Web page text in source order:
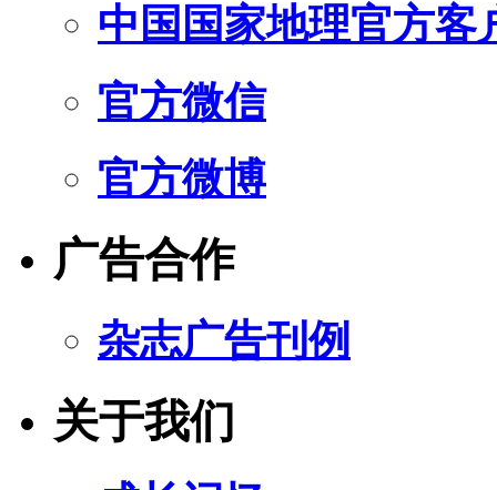
中国国家地理官方客
官方微信
官方微博
广告合作
杂志广告刊例
关于我们